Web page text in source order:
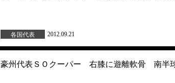
各国代表 2012.09.21
豪州代表ＳＯクーパー 右膝に遊離軟骨 南半